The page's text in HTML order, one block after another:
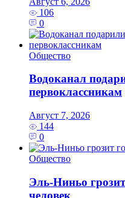
106
0
Общество
Водоканал
первоклассникам
Август 7, 2026
144
0
Общество
Эль‑Ниньо
человек